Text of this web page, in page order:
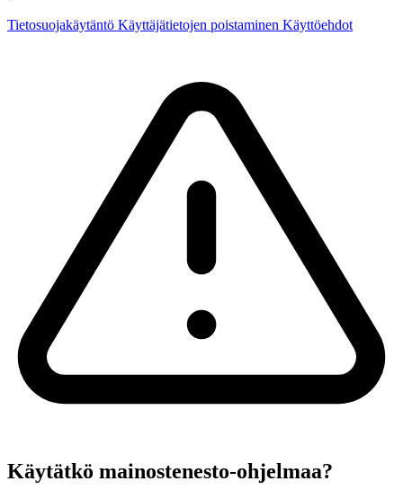
Tietosuojakäytäntö Käyttäjätietojen poistaminen Käyttöehdot
Käytätkö mainostenesto-ohjelmaa?